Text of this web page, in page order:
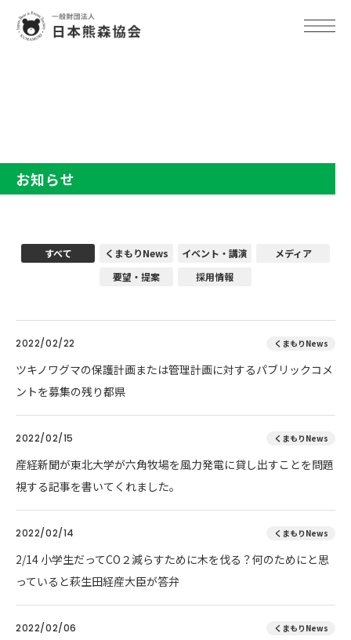
お知らせ
すべて くまもりNews イベント・講演
メディア
要望・提案
採用情報
2022/02/22 くまもりNews
ツキノワグマの保護計画または管理計画に対するパブリックコメ
ントを募集の残り都県
2022/02/15 くまもりNews
産経新聞が東北大学が六角牧場を風力発電に貸し出すことを問題
視する記事を書いてくれました。
2022/02/14 くまもりNews
2/14 小学生だってCO２減らすために木を伐る？何のためにと思
っていると萩生田経産大臣が答弁
2022/02/06 くまもりNews